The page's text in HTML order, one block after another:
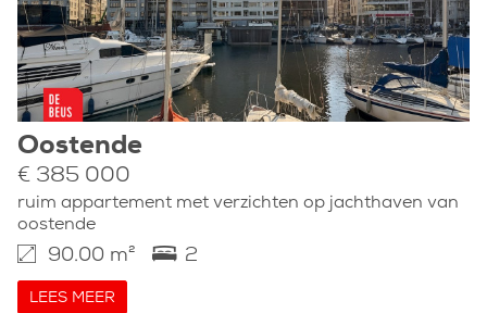
Oostende
€ 385 000
ruim appartement met verzichten op jachthaven van
oostende
90.00 m² 2
LEES MEER